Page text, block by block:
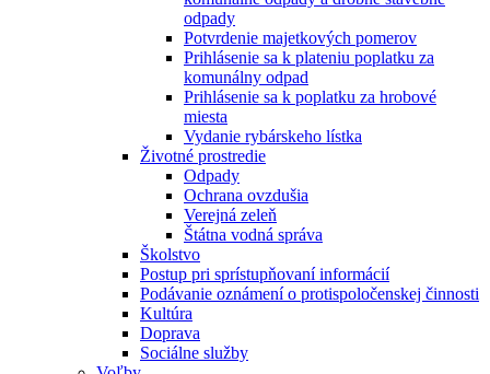
odpady
Potvrdenie majetkových pomerov
Prihlásenie sa k plateniu poplatku za
komunálny odpad
Prihlásenie sa k poplatku za hrobové
miesta
Vydanie rybárskeho lístka
Životné prostredie
Odpady
Ochrana ovzdušia
Verejná zeleň
Štátna vodná správa
Školstvo
Postup pri sprístupňovaní informácií
Podávanie oznámení o protispoločenskej činnosti
Kultúra
Doprava
Sociálne služby